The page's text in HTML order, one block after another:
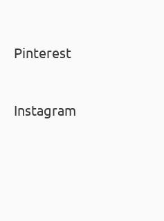
Pinterest
Instagram